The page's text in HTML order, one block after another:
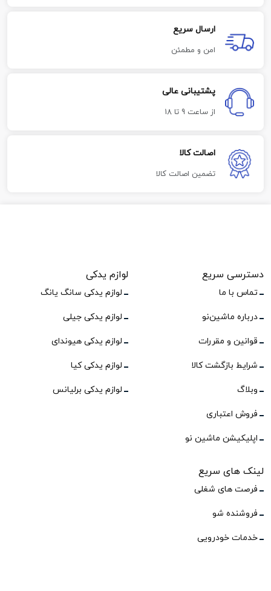
ارسال سریع
امن و مطمئن
پشتیبانی عالی
از ساعت 9 تا 18
اصالت کالا
تضمین اصالت کالا
دسترسی سریع
تماس با ما
درباره ماشین‌نو
قوانین و مقررات
شرایط بازگشت کالا
وبلاگ
فروش اعتباری
اپلیکیشن ماشین نو
لوازم یدکی
لوازم یدکی سانگ یانگ
لوازم یدکی جیلی
لوازم یدکی هیوندای
لوازم یدکی کیا
لوازم یدکی برلیانس
لینک های سریع
فرصت های شغلی
فروشنده شو
خدمات خودرویی